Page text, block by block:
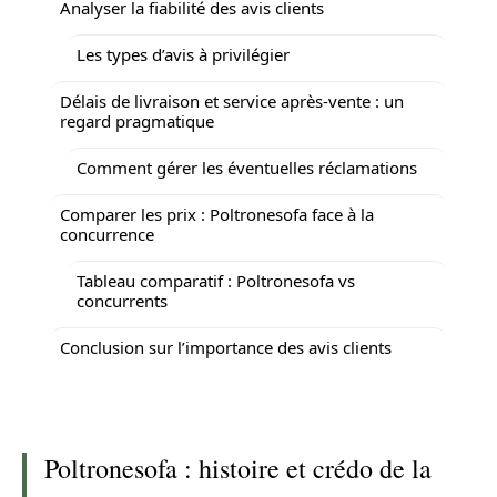
Analyser la fiabilité des avis clients
Les types d’avis à privilégier
Délais de livraison et service après-vente : un
regard pragmatique
Comment gérer les éventuelles réclamations
Comparer les prix : Poltronesofa face à la
concurrence
Tableau comparatif : Poltronesofa vs
concurrents
Conclusion sur l’importance des avis clients
Poltronesofa : histoire et crédo de la